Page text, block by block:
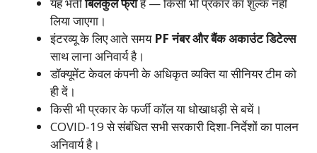
लिया जाएगा।
इंटरव्यू के लिए आते समय PF नंबर और बैंक अकाउंट डिटेल्स
साथ लाना अनिवार्य है।
डॉक्यूमेंट केवल कंपनी के अधिकृत व्यक्ति या सीनियर टीम को
ही दें।
किसी भी प्रकार के फर्जी कॉल या धोखाधड़ी से बचें।
COVID-19 से संबंधित सभी सरकारी दिशा-निर्देशों का पालन
अनिवार्य है।